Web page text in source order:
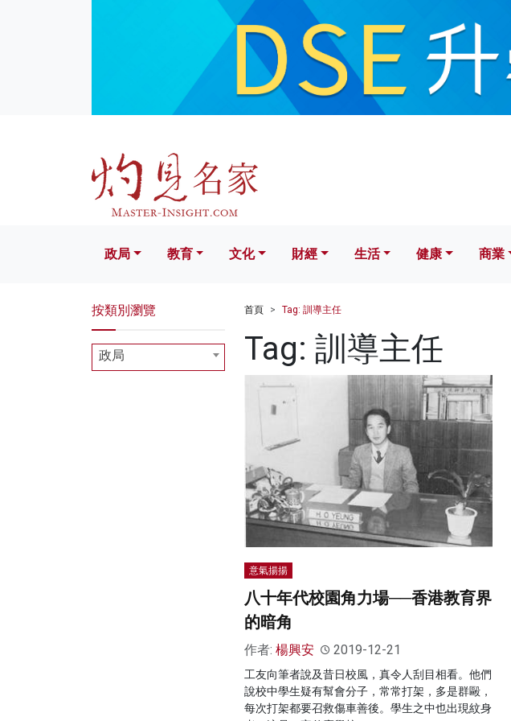
文化 財經 生活 健康
政局 教育 文化 財經 生活 健康 商業
首頁 Tag: 訓導主任
Tag: 訓導主任
意氣揚揚
八十年代校園角力場──香港教育界
的暗角
作者: 楊興安 2019-12-21
工友向筆者說及昔日校風，真令人刮目相看。他們
說校中學生疑有幫會分子，常常打架，多是群毆，
每次打架都要召救傷車善後。學生之中也出現紋身
按類別瀏覽
政局